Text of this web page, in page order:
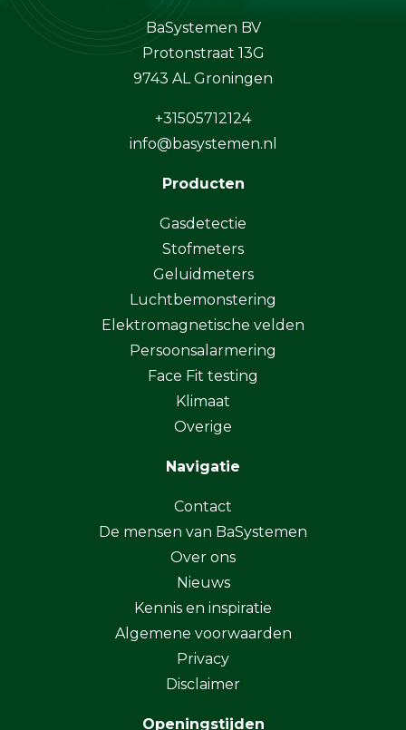
BaSystemen BV
Protonstraat 13G
9743 AL Groningen
+31505712124
info@basystemen.nl
Producten
Gasdetectie
Stofmeters
Geluidmeters
Luchtbemonstering
Elektromagnetische velden
Persoonsalarmering
Face Fit testing
Klimaat
Overige
Navigatie
Contact
De mensen van BaSystemen
Over ons
Nieuws
Kennis en inspiratie
Algemene voorwaarden
Privacy
Disclaimer
Openingstijden